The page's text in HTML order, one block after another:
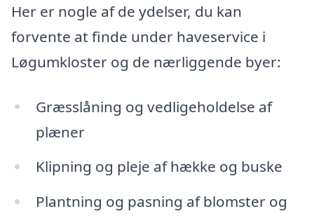
Her er nogle af de ydelser, du kan
forvente at finde under haveservice i
Løgumkloster og de nærliggende byer:
Græsslåning og vedligeholdelse af
plæner
Klipning og pleje af hække og buske
Plantning og pasning af blomster og